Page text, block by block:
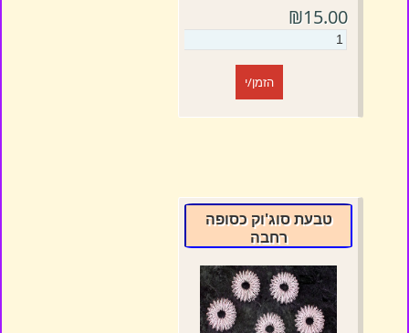
₪15.00
הזמן/י
טבעת סוג'וק כסופה
רחבה